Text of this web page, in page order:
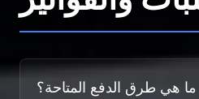
ما هي طرق الدفع المتاحة؟